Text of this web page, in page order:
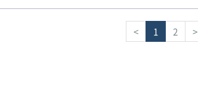
< 1 2 >